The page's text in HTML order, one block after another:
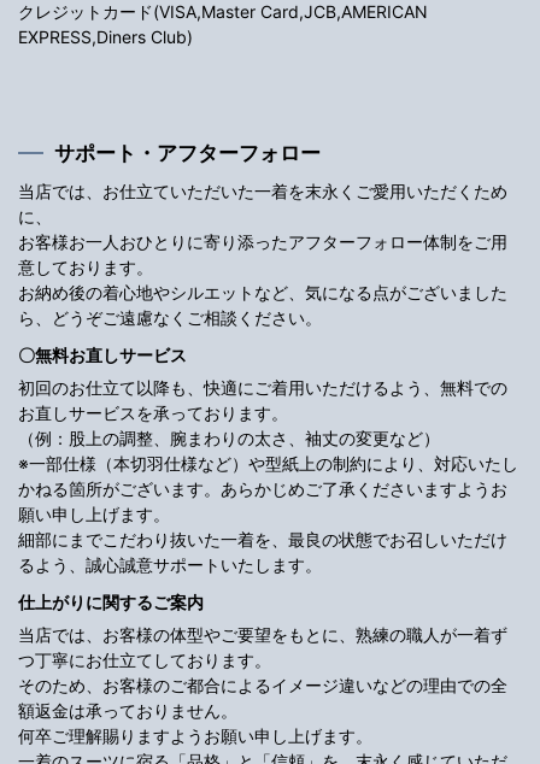
クレジットカード(VISA,Master Card,JCB,AMERICAN
EXPRESS,Diners Club)
サポート・アフターフォロー
当店では、お仕立ていただいた一着を末永くご愛用いただくため
に、
お客様お一人おひとりに寄り添ったアフターフォロー体制をご用
意しております。
お納め後の着心地やシルエットなど、気になる点がございました
ら、どうぞご遠慮なくご相談ください。
〇無料お直しサービス
初回のお仕立て以降も、快適にご着用いただけるよう、無料での
お直しサービスを承っております。
（例：股上の調整、腕まわりの太さ、袖丈の変更など）
※一部仕様（本切羽仕様など）や型紙上の制約により、対応いたし
かねる箇所がございます。あらかじめご了承くださいますようお
願い申し上げます。
細部にまでこだわり抜いた一着を、最良の状態でお召しいただけ
るよう、誠心誠意サポートいたします。
仕上がりに関するご案内
当店では、お客様の体型やご要望をもとに、熟練の職人が一着ず
つ丁寧にお仕立てしております。
そのため、お客様のご都合によるイメージ違いなどの理由での全
額返金は承っておりません。
何卒ご理解賜りますようお願い申し上げます。